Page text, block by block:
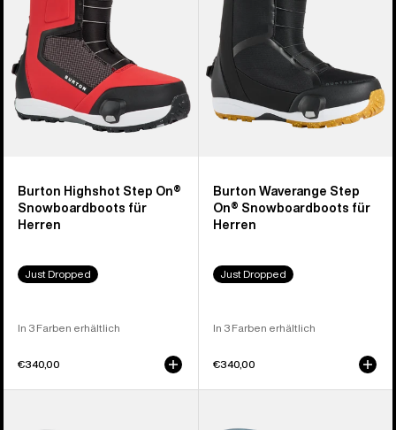
Herren
Burton Highshot Step On®
Snowboardboots für
Herren
Just Dropped
In 3 Farben erhältlich
€340,00
Herren
Burton Waverange Step
On® Snowboardboots für
Herren
Just Dropped
In 3 Farben erhältlich
€340,00